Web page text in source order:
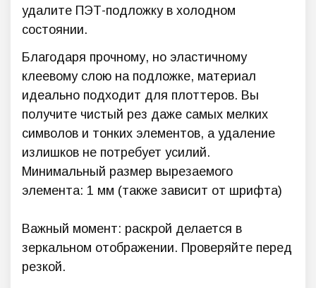
удалите ПЭТ-подложку в холодном
состоянии.
Благодаря прочному, но эластичному
клеевому слою на подложке, материал
идеально подходит для плоттеров. Вы
получите чистый рез даже самых мелких
символов и тонких элементов, а удаление
излишков не потребует усилий.
Минимальный размер вырезаемого
элемента: 1 мм (также зависит от шрифта)
Важный момент: раскрой делается в
зеркальном отображении. Проверяйте перед
резкой.